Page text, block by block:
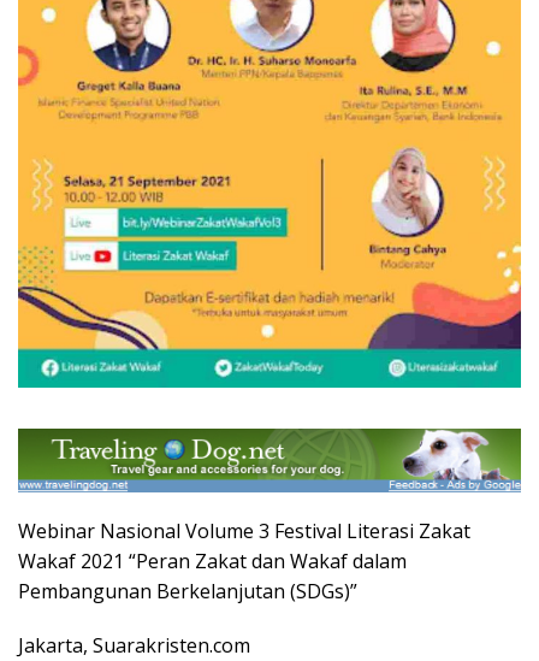
Webinar Nasional Volume 3 Festival Literasi Zakat
Wakaf 2021 “Peran Zakat dan Wakaf dalam
Pembangunan Berkelanjutan (SDGs)”
Jakarta, Suarakristen.com